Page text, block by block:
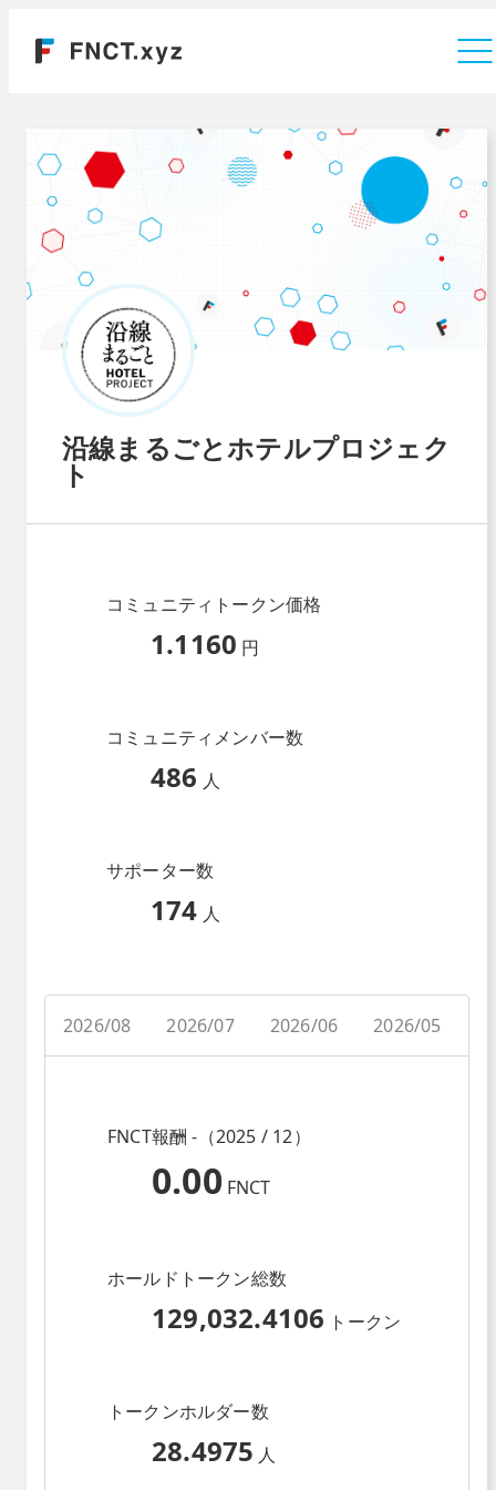
沿線まるごとホテルプロジェク
ト
コミュニティトークン価格
1.1160 円
コミュニティメンバー数
486 人
サポーター数
174 人
2026/08 2026/07 2026/06 2026/05
FNCT報酬 -（2025 / 12）
0.00 FNCT
ホールドトークン総数
129,032.4106 トークン
トークンホルダー数
28.4975 人